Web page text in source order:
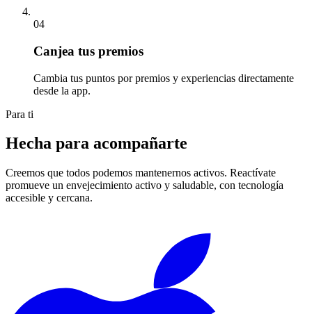
04
Canjea tus premios
Cambia tus puntos por premios y experiencias directamente
desde la app.
Para ti
Hecha para acompañarte
Creemos que todos podemos mantenernos activos. Reactívate
promueve un envejecimiento activo y saludable, con tecnología
accesible y cercana.